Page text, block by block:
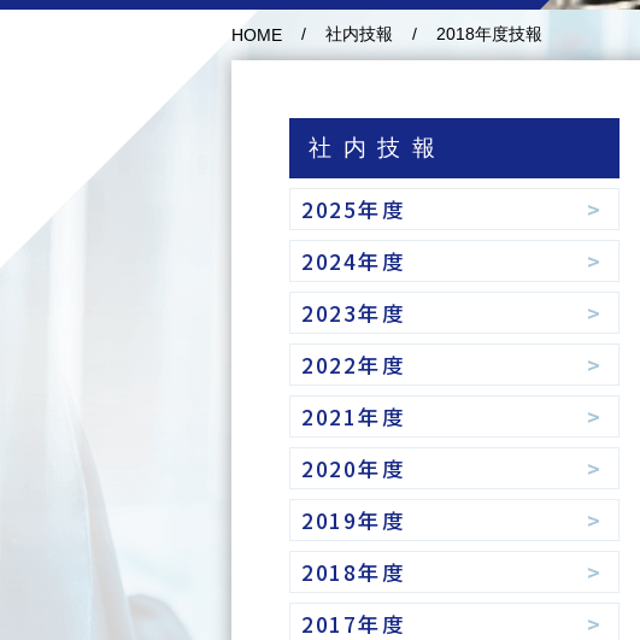
HOME 社内技報 2018年度技報
社内技報
2025年度
2024年度
2023年度
2022年度
2021年度
2020年度
2019年度
2018年度
2017年度